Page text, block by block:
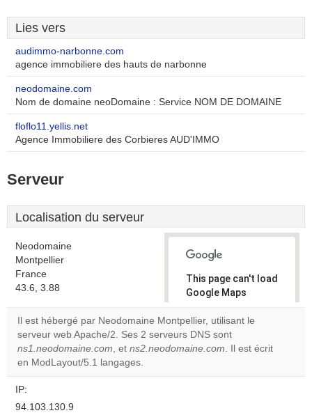
Lies vers
audimmo-narbonne.com
agence immobiliere des hauts de narbonne
neodomaine.com
Nom de domaine neoDomaine : Service NOM DE DOMAINE
floflo11.yellis.net
Agence Immobiliere des Corbieres AUD'IMMO
Serveur
Localisation du serveur
Neodomaine
Montpellier
France
43.6, 3.88
This page can't load
Google Maps
correctly.
Do you
own this
OK
Il est hébergé par Neodomaine Montpellier, utilisant le
serveur web Apache/2. Ses 2 serveurs DNS sont
ns1.neodomaine.com, et ns2.neodomaine.com. Il est écrit
en ModLayout/5.1 langages.
IP:
94.103.130.9